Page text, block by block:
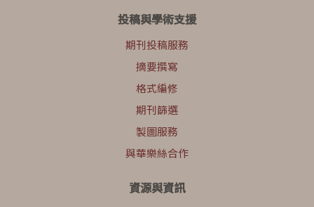
投稿與學術支援
期刊投稿服務
摘要撰寫
格式編修
期刊篩選
製圖服務
與華樂絲合作
資源與資訊